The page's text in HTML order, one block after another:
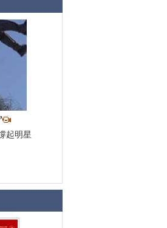
起明星